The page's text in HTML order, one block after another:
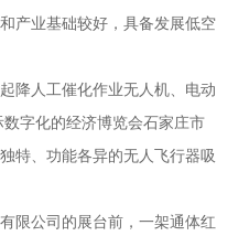
产业基础较好，具备发展低空
人工催化作业无人机、电动
字化的经济博览会石家庄市
特、功能各异的无人飞行器吸
公司的展台前，一架通体红